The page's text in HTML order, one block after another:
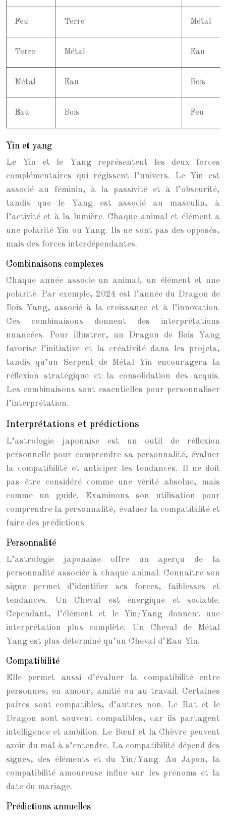
Feu Terre Métal
Terre Métal Eau
Métal Eau Bois
Eau Bois Feu
Yin et yang
Le Yin et le Yang représentent les deux forces
complémentaires qui régissent l’univers. Le Yin est
associé au féminin, à la passivité et à l’obscurité,
tandis que le Yang est associé au masculin, à
l’activité et à la lumière. Chaque animal et élément a
une polarité Yin ou Yang. Ils ne sont pas des opposés,
mais des forces interdépendantes.
Combinaisons complexes
Chaque année associe un animal, un élément et une
polarité. Par exemple, 2024 est l’année du Dragon de
Bois Yang, associé à la croissance et à l’innovation.
Ces combinaisons donnent des interprétations
nuancées. Pour illustrer, un Dragon de Bois Yang
favorise l’initiative et la créativité dans les projets,
tandis qu’un Serpent de Métal Yin encouragera la
réflexion stratégique et la consolidation des acquis.
Les combinaisons sont essentielles pour personnaliser
l’interprétation.
Interprétations et prédictions
L’astrologie japonaise est un outil de réflexion
personnelle pour comprendre sa personnalité, évaluer
la compatibilité et anticiper les tendances. Il ne doit
pas être considéré comme une vérité absolue, mais
comme un guide. Examinons son utilisation pour
comprendre la personnalité, évaluer la compatibilité et
faire des prédictions.
Personnalité
L’astrologie japonaise offre un aperçu de la
personnalité associée à chaque animal. Connaître son
signe permet d’identifier ses forces, faiblesses et
tendances. Un Cheval est énergique et sociable.
Cependant, l’élément et le Yin/Yang donnent une
interprétation plus complète. Un Cheval de Métal
Yang est plus déterminé qu’un Cheval d’Eau Yin.
Compatibilité
Elle permet aussi d’évaluer la compatibilité entre
personnes, en amour, amitié ou au travail. Certaines
paires sont compatibles, d’autres non. Le Rat et le
Dragon sont souvent compatibles, car ils partagent
intelligence et ambition. Le Bœuf et la Chèvre peuvent
avoir du mal à s’entendre. La compatibilité dépend des
signes, des éléments et du Yin/Yang. Au Japon, la
compatibilité amoureuse influe sur les prénoms et la
date du mariage.
Prédictions annuelles